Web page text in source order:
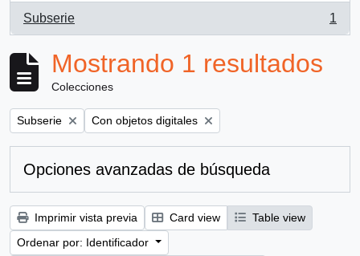
Subserie
, 1 resultados
1
Mostrando 1 resultados
Colecciones
Remove filter:
Subserie Remove filter:
Con objetos digitales
Opciones avanzadas de búsqueda
Imprimir vista previa Card view
Table view
Ordenar por: Identificador